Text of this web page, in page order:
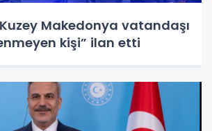
Makedonya vatandaşı
kişi” ilan etti